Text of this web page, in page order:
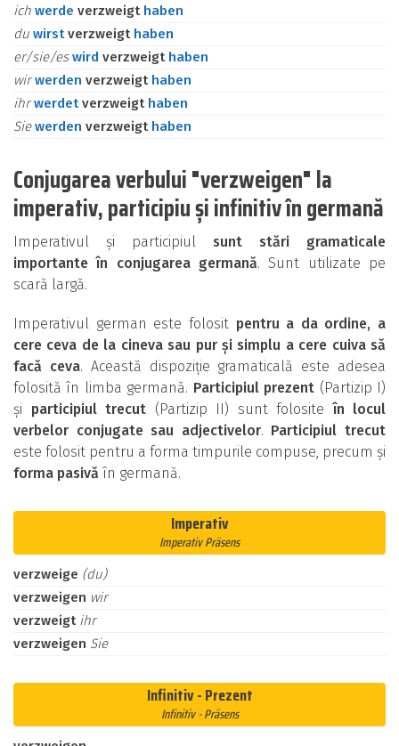
ich werde verzweigt haben
du wirstverzweigt haben
er/sie/eswird verzweigt haben
wirwerden verzweigt haben
ihrwerdetverzweigt haben
Siewerden verzweigt haben
Conjugarea verbului "verzweigen" la
imperativ, participiu și infinitiv în germană
Imperativul și participiul sunt stări gramaticale
importante în conjugarea germană. Sunt utilizate pe
scară largă.
Imperativul german este folosit pentru a da ordine, a
cere ceva de la cineva sau pur și simplu a cere cuiva să
facă ceva. Această dispoziție gramaticală este adesea
folosită în limba germană. Participiul prezent (Partizip I)
și participiul trecut (Partizip II) sunt folositeîn locul
verbelor conjugate sau adjectivelor. Participiul trecut
este folosit pentru a forma timpurile compuse, precum și
forma pasivă în germană.
Imperativ
Imperativ Präsens
verzweige (du)
verzweigen wir
verzweigt ihr
verzweigen Sie
Infinitiv - Prezent
Infinitiv - Präsens